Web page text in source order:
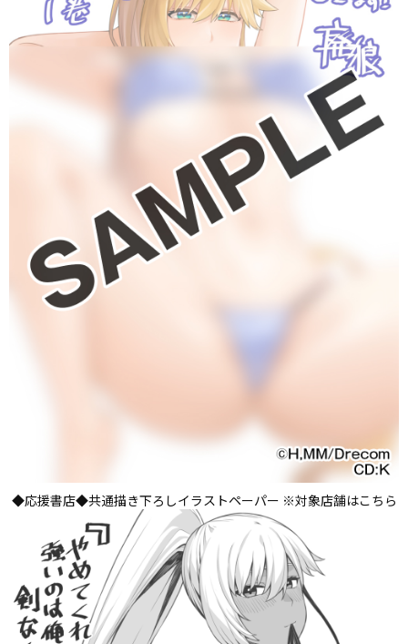
◆応援書店◆共通描き下ろしイラストペーパー ※対象店舗はこちら